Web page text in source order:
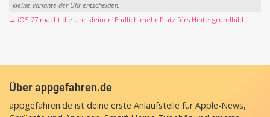
kleine Variante der Uhr entscheiden.
→ iOS 27 macht die Uhr kleiner: Endlich mehr Platz fürs Hintergrundbild
Über appgefahren.de
appgefahren.de ist deine erste Anlaufstelle für Apple-News,